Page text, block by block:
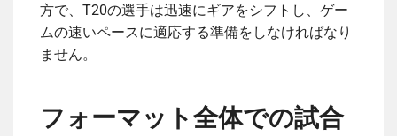
方で、T20の選手は迅速にギアをシフトし、ゲー
ムの速いペースに適応する準備をしなければなり
ません。
フォーマット全体での試合